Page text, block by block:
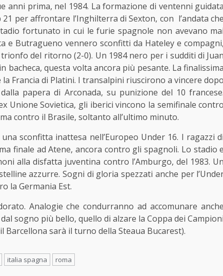
anni prima, nel 1984. La formazione di ventenni guidata
per affrontare l’Inghilterra di Sexton, con l’andata che
fortunato in cui le furie spagnole non avevano mai
e Butragueno vennero sconfitti da Hateley e compagni,
del ritorno (2-0). Un 1984 nero per i sudditi di Juan
questa volta ancora più pesante. La finalissima
Francia di Platini. I transalpini riuscirono a vincere dopo
papera di Arconada, su punizione del 10 francese.
Unione Sovietica, gli iberici vincono la semifinale contro
contro il Brasile, soltanto all’ultimo minuto.
sconfitta inattesa nell’Europeo Under 16. I ragazzi di
finale ad Atene, ancora contro gli spagnoli. Lo stadio e
alla disfatta juventina contro l’Amburgo, del 1983. Un
azzurre. Sogni di gloria spezzati anche per
la Germania Est.
Analogie che condurranno ad accomunare anche
sogno più bello, quello di alzare la Coppa dei Campioni
Barcellona sarà il turno della Steaua Bucarest).
italia spagna roma